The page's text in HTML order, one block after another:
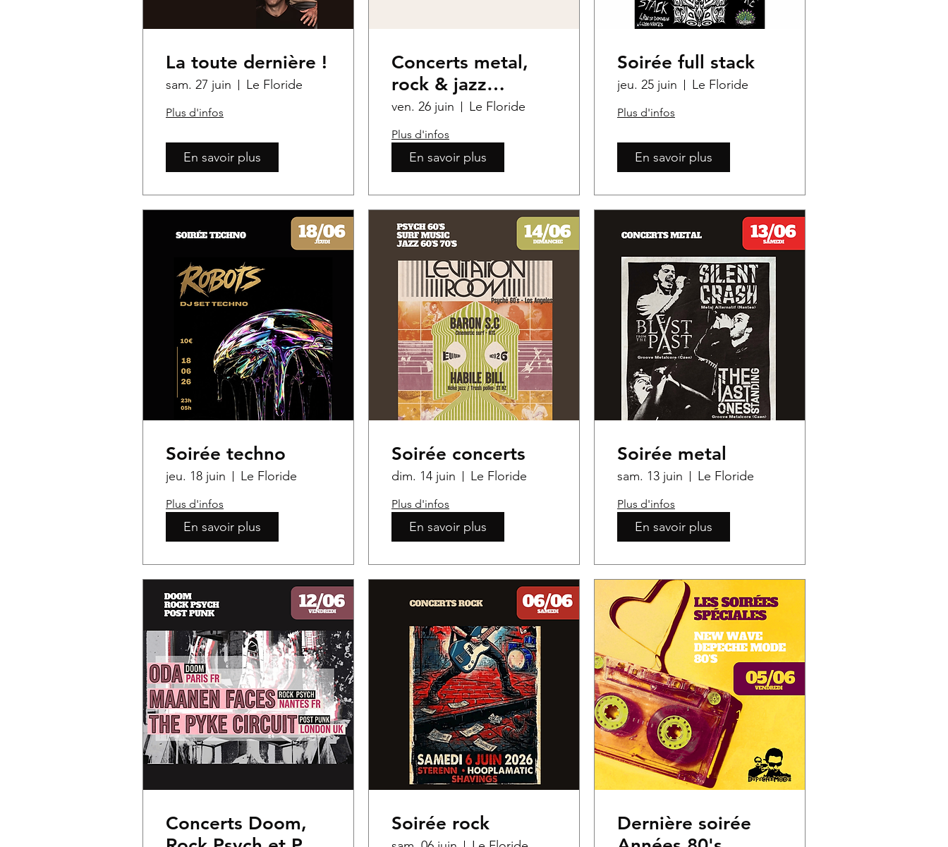
La toute dernière !
sam. 27 juin Le Floride
Plus d'infos
En savoir plus
Concerts metal,
rock & jazz
progressif
ven. 26 juin Le Floride
Plus d'infos
En savoir plus
Soirée full stack
jeu. 25 juin Le Floride
Plus d'infos
En savoir plus
Soirée techno
jeu. 18 juin Le Floride
Plus d'infos
En savoir plus
Soirée concerts
dim. 14 juin Le Floride
Plus d'infos
En savoir plus
Soirée metal
sam. 13 juin Le Floride
Plus d'infos
En savoir plus
Concerts Doom,
Soirée rock
Dernière soirée